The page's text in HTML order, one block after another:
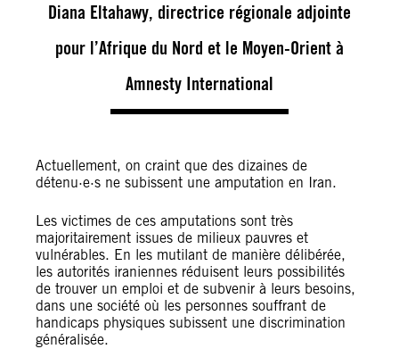
Diana Eltahawy, directrice régionale adjointe
pour l’Afrique du Nord et le Moyen-Orient à
Amnesty International
Actuellement, on craint que des dizaines de
détenu·e·s ne subissent une amputation en Iran.
Les victimes de ces amputations sont très
majoritairement issues de milieux pauvres et
vulnérables. En les mutilant de manière délibérée,
les autorités iraniennes réduisent leurs possibilités
de trouver un emploi et de subvenir à leurs besoins,
dans une société où les personnes souffrant de
handicaps physiques subissent une discrimination
généralisée.